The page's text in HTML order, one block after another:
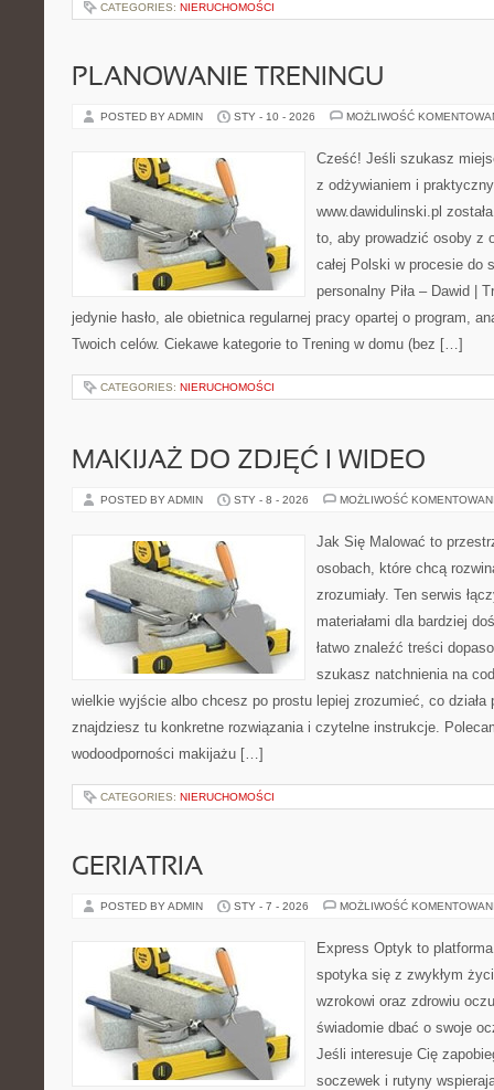
CATEGORIES: NIERUCHOMOŚCI
PLANOWANIE TRENINGU
POSTED BY ADMIN STY - 10 - 2026 MOŻLIWOŚĆ
Cześć! Jeśli szukasz
z odżywianiem i
www.dawidulinski.pl
to, aby prowadzić osoby z
całej Polski w procesie do
personalny Piła – Dawid |
jedynie hasło, ale obietnica regularnej pracy opartej o program,
Twoich celów. Ciekawe kategorie to Trening w domu (bez […]
CATEGORIES: NIERUCHOMOŚCI
MAKIJAŻ DO ZDJĘĆ I WIDEO
POSTED BY ADMIN STY - 8 - 2026 MOŻLIWOŚĆ
Jak Się Malować to
osobach, które chcą
zrozumiały. Ten serwis
materiałami dla bardziej
łatwo znaleźć treści
szukasz natchnienia na
wielkie wyjście albo chcesz po prostu lepiej zrozumieć, co działa
znajdziesz tu konkretne rozwiązania i czytelne instrukcje.
wodoodporności makijażu […]
CATEGORIES: NIERUCHOMOŚCI
GERIATRIA
POSTED BY ADMIN STY - 7 - 2026 MOŻLIWOŚĆ
Express Optyk to
spotyka się z zwykłym
wzrokowi oraz zdrowiu
świadomie dbać o swoje
Jeśli interesuje Cię
soczewek i rutyny